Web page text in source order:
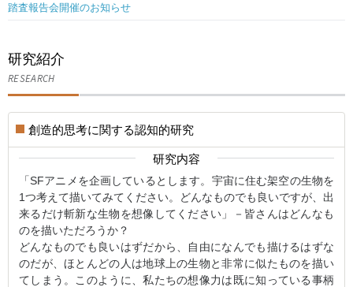
踏査報告会開催のお知らせ
研究紹介
RESEARCH
創造的思考に関する認知的研究
研究内容
「SFアニメを企画しているとします。宇宙に住む架空の生物を
1つ考えて描いてみてください。どんなものでも良いですが、出
来るだけ斬新な生物を想像してください」－皆さんはどんなも
のを描いただろうか？
どんなものでも良いはずだから、自由になんでも描けるはずな
のだが、ほとんどの人は地球上の生物と非常に似たものを描い
てしまう。このように、私たちの想像力は既に知っている事柄